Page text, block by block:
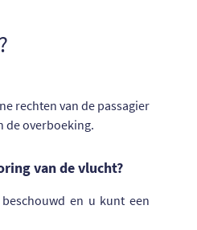
rechten van de passagier
de overboeking.
van de vlucht?
en u kunt een